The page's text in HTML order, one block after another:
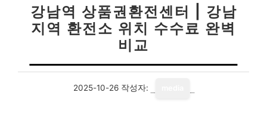
강남역 상품권환전센터 | 강남
지역 환전소 위치 수수료 완벽
비교
2025-10-26 작성자: